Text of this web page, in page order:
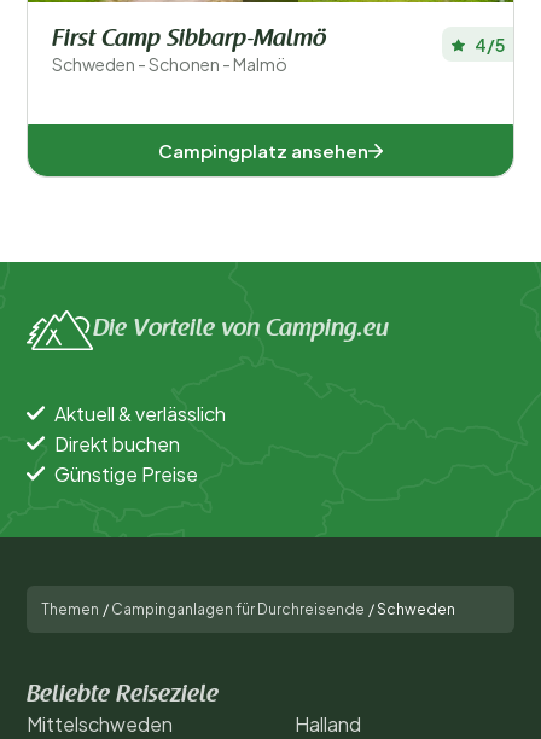
Stockholm (1)
Västmanland (1)
Unterkunftstyp
Sport und Freizeit
First Camp Sibbarp-Malmö
Schweden - Schonen - Malmö
4/5
Campingplatz ansehen
Die Vorteile von Camping.eu
Aktuell & verlässlich
Direkt buchen
Günstige Preise
Themen / Campinganlagen für Durchreisende /Schweden
Beliebte Reiseziele
Mittelschweden
Halland